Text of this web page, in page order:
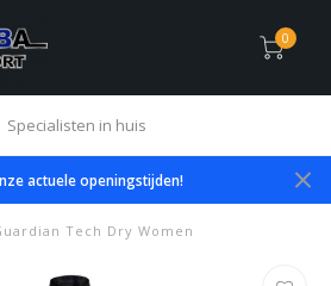
0
Specialisten in huis
actuele openingstijden!
Tech Dry Women